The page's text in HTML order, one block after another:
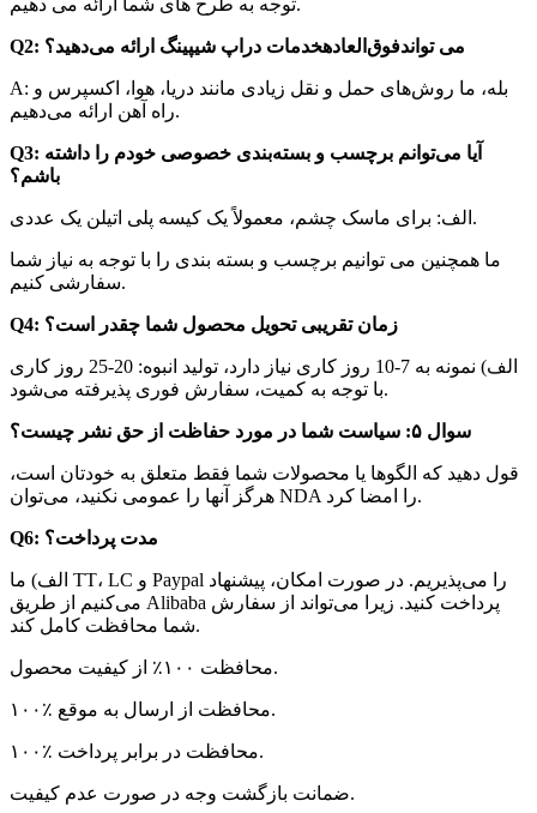
توجه به طرح های شما ارائه می دهیم.
Q2: می تواندفوق‌العادهخدمات دراپ شیپینگ ارائه می‌دهید؟
A: بله، ما روش‌های حمل و نقل زیادی مانند دریا، هوا، اکسپرس و
راه آهن ارائه می‌دهیم.
Q3: آیا می‌توانم برچسب و بسته‌بندی خصوصی خودم را داشته
باشم؟
الف: برای ماسک چشم، معمولاً یک کیسه پلی اتیلن یک عددی.
ما همچنین می توانیم برچسب و بسته بندی را با توجه به نیاز شما
سفارشی کنیم.
Q4: زمان تقریبی تحویل محصول شما چقدر است؟
الف) نمونه به 7-10 روز کاری نیاز دارد، تولید انبوه: 20-25 روز کاری
با توجه به کمیت، سفارش فوری پذیرفته می‌شود.
سوال ۵: سیاست شما در مورد حفاظت از حق نشر چیست؟
قول دهید که الگوها یا محصولات شما فقط متعلق به خودتان است،
هرگز آنها را عمومی نکنید، می‌توان NDA را امضا کرد.
Q6: مدت پرداخت؟
الف) ما TT، LC و Paypal را می‌پذیریم. در صورت امکان، پیشنهاد
می‌کنیم از طریق Alibaba پرداخت کنید. زیرا می‌تواند از سفارش
شما محافظت کامل کند.
محافظت ۱۰۰٪ از کیفیت محصول.
۱۰۰٪ محافظت از ارسال به موقع.
۱۰۰٪ محافظت در برابر پرداخت.
ضمانت بازگشت وجه در صورت عدم کیفیت.